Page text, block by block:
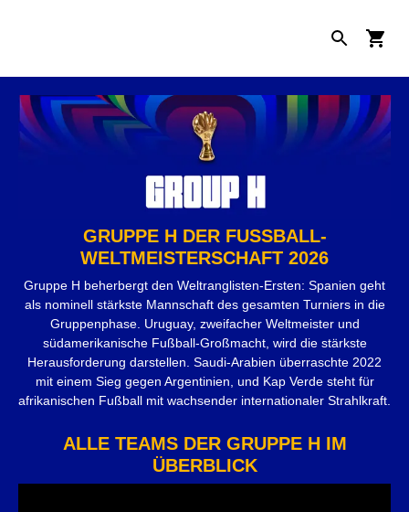
GRUPPE H DER FUSSBALL-W
ELTMEISTERSCHAFT 2026
Gruppe H beherbergt den Weltranglisten-Ersten: Spanien geht
als nominell stärkste Mannschaft des gesamten Turniers in die
Gruppenphase. Uruguay, zweifacher Weltmeister und
südamerikanische Fußball-Großmacht, wird die stärkste
Herausforderung darstellen. Saudi-Arabien überraschte 2022
mit einem Sieg gegen Argentinien, und Kap Verde steht für
afrikanischen Fußball mit wachsender internationaler Strahlkraft.
ALLE TEAMS DER GRUPPE H IM
ÜBERBLICK